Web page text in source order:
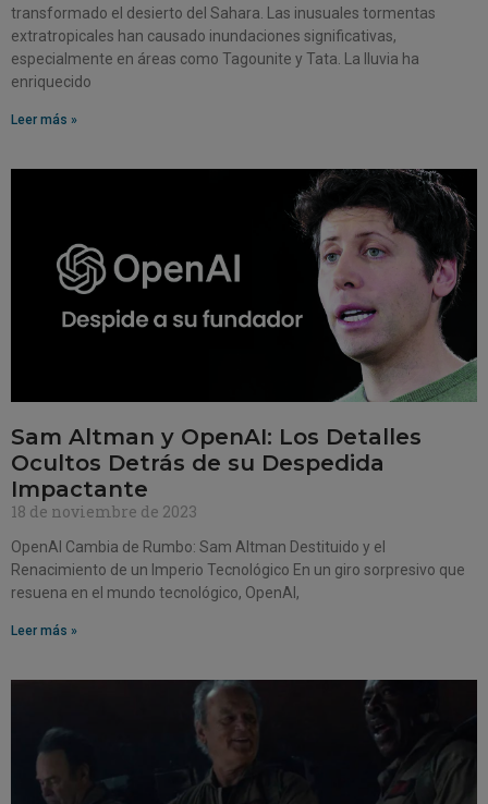
transformado el desierto del Sahara. Las inusuales tormentas
extratropicales han causado inundaciones significativas,
especialmente en áreas como Tagounite y Tata. La lluvia ha
enriquecido
Leer más »
Sam Altman y OpenAI: Los Detalles
Ocultos Detrás de su Despedida
Impactante
18 de noviembre de 2023
OpenAI Cambia de Rumbo: Sam Altman Destituido y el
Renacimiento de un Imperio Tecnológico En un giro sorpresivo que
resuena en el mundo tecnológico, OpenAI,
Leer más »